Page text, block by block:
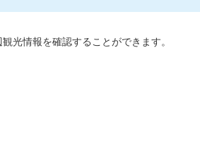
光情報を確認することができます。